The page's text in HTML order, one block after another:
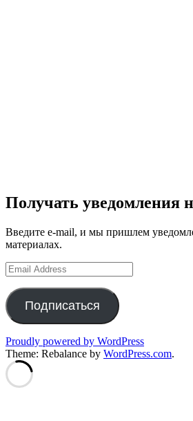
Получать уведомления
Введите e-mail, и мы пришлем
материалах.
Email
Address
Подписаться
Proudly powered by WordPress
Theme: Rebalance by WordPress.com.